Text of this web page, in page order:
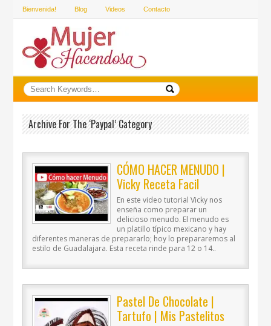
Bienvenida! Blog Videos Contacto
Archive For The ‘paypal’ Category
CÓMO HACER MENUDO |
Vicky Receta Facil
En este video tutorial Vicky nos
enseña como preparar un
delicioso menudo. El menudo es
un platillo típico mexicano y hay
diferentes maneras de prepararlo; hoy lo prepararemos al
estilo de Guadalajara. Esta receta rinde para 12 o 14..
Pastel De Chocolate |
Tartufo | Mis Pastelitos